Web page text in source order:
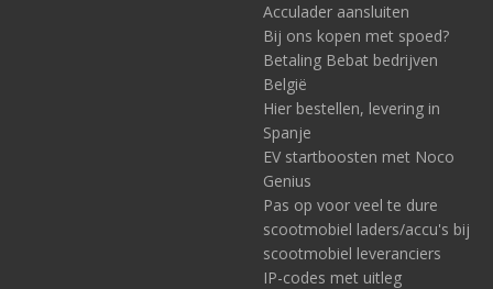
Acculader aansluiten
Bij ons kopen met spoed?
Betaling Bebat bedrijven
België
Hier bestellen, levering in
Spanje
EV startboosten met Noco
Genius
Pas op voor veel te dure
scootmobiel laders/accu's bij
scootmobiel leveranciers
IP-codes met uitleg